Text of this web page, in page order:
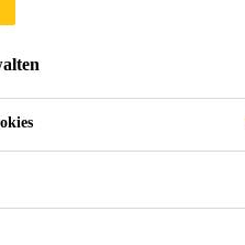
Anwendung im
ein vernadeltes PP-Vlies
Widerstandsfähigkeit